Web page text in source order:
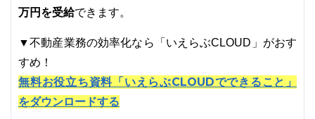
万円を受給できます。
▼不動産業務の効率化なら「いえらぶCLOUD」がおす
すめ！
無料お役立ち資料「いえらぶCLOUDでできること」
をダウンロードする